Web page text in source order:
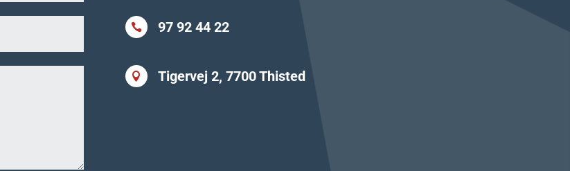
 97 92 44 22
 Tigervej 2, 7700 Thisted